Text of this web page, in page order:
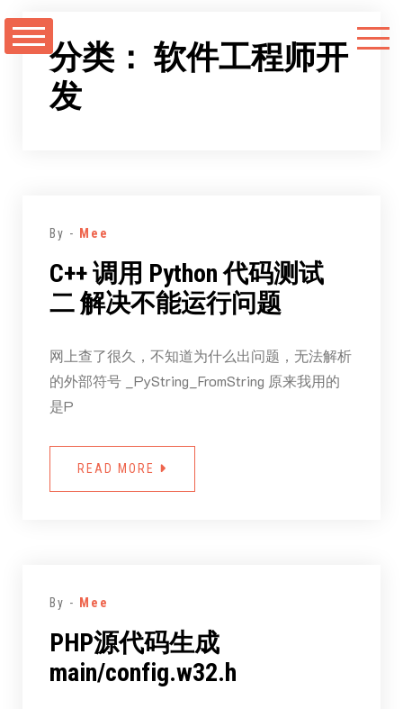
至
分类： 软件工程师开
发
By - Mee
C++ 调用 Python 代码测试
二 解决不能运行问题
网上查了很久，不知道为什么出问题，无法解析
的外部符号 _PyString_FromString 原来我用的
是P
READ MORE
By - Mee
PHP源代码生成
main/config.w32.h